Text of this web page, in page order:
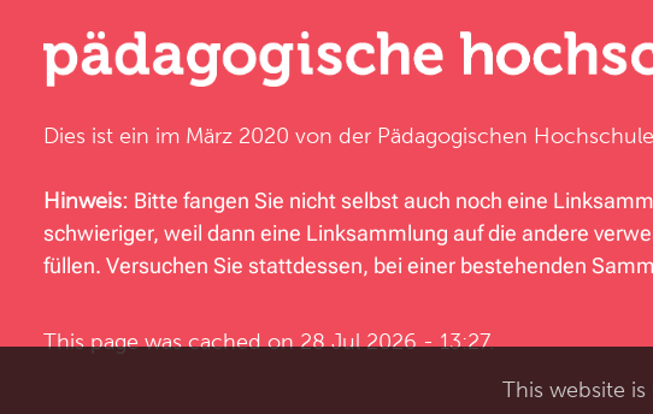
Dies ist ein im März 2020 von der Pädagogischen
Hinweis: Bitte fangen Sie nicht selbst auch noch eine
schwieriger, weil dann eine Linksammlung auf die andere
füllen. Versuchen Sie stattdessen, bei einer bestehenden
This page was cached on 28 Jul 2026 - 13:27.
This website is